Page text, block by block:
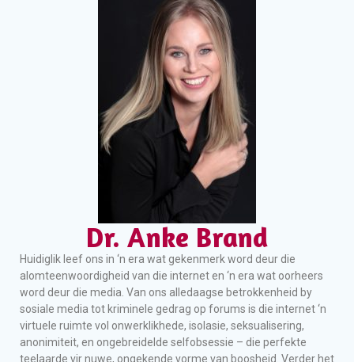
Dr. Anke Brand
Huidiglik leef ons in ‘n era wat gekenmerk word deur die
alomteenwoordigheid van die internet en ‘n era wat oorheers
word deur die media. Van ons alledaagse betrokkenheid by
sosiale media tot kriminele gedrag op forums is die internet ‘n
virtuele ruimte vol onwerklikhede, isolasie, seksualisering,
anonimiteit, en ongebreidelde selfobsessie – die perfekte
teelaarde vir nuwe, ongekende vorme van boosheid. Verder het